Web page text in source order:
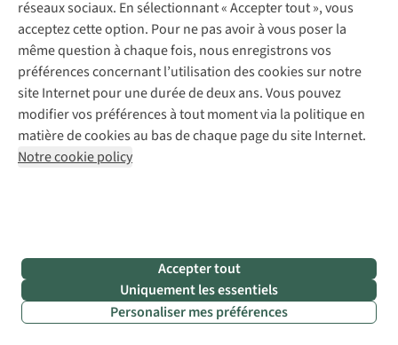
coursevous protègera au besoin de la pluie, du vent et
de la neige.
Complétez votre tenue avec unbandeau, unbonnet, des
gantsou unBuff.
Bien entendu, vous aurez moins besoin de couches en été.
Portez unt-shirt respirant, unshort de sportou une
casquette. N’oubliez pas non plus d’appliquer de lacrème
solairepour protéger votre peau.
Choisissez les vêtements de course en fonction des
températures
réseaux sociaux. En sélectionnant « Accepter tout », vous
acceptez cette option. Pour ne pas avoir à vous poser la
même question à chaque fois, nous enregistrons vos
préférences concernant l’utilisation des cookies sur notre
site Internet pour une durée de deux ans. Vous pouvez
modifier vos préférences à tout moment via la politique en
matière de cookies au bas de chaque page du site Internet.
Notre cookie policy
Accepter tout
Uniquement les essentiels
Personaliser mes préférences